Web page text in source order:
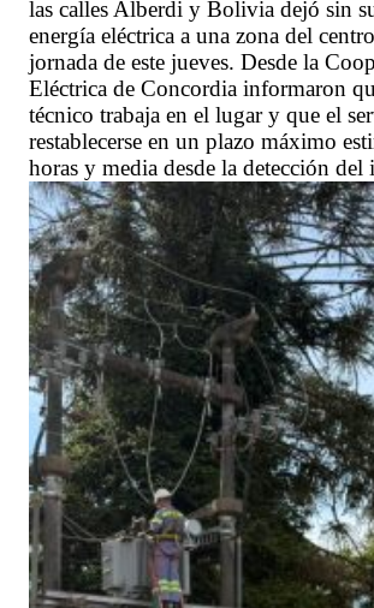
las calles Alberdi y Bolivia dejó sin
energía eléctrica a una zona del
jornada de este jueves. Desde la
Eléctrica de Concordia informaron
técnico trabaja en el lugar y que el
restablecerse en un plazo máximo
horas y media desde la detección del